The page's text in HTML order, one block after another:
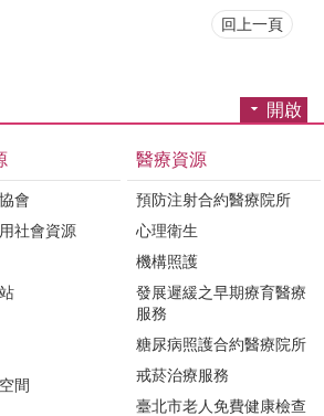
回上一頁
開啟
會
社會資源
間
醫療資源
預防注射合約醫療院所
心理衛生
機構照護
發展遲緩之早期療育醫療
服務
糖尿病照護合約醫療院所
戒菸治療服務
臺北市老人免費健康檢查